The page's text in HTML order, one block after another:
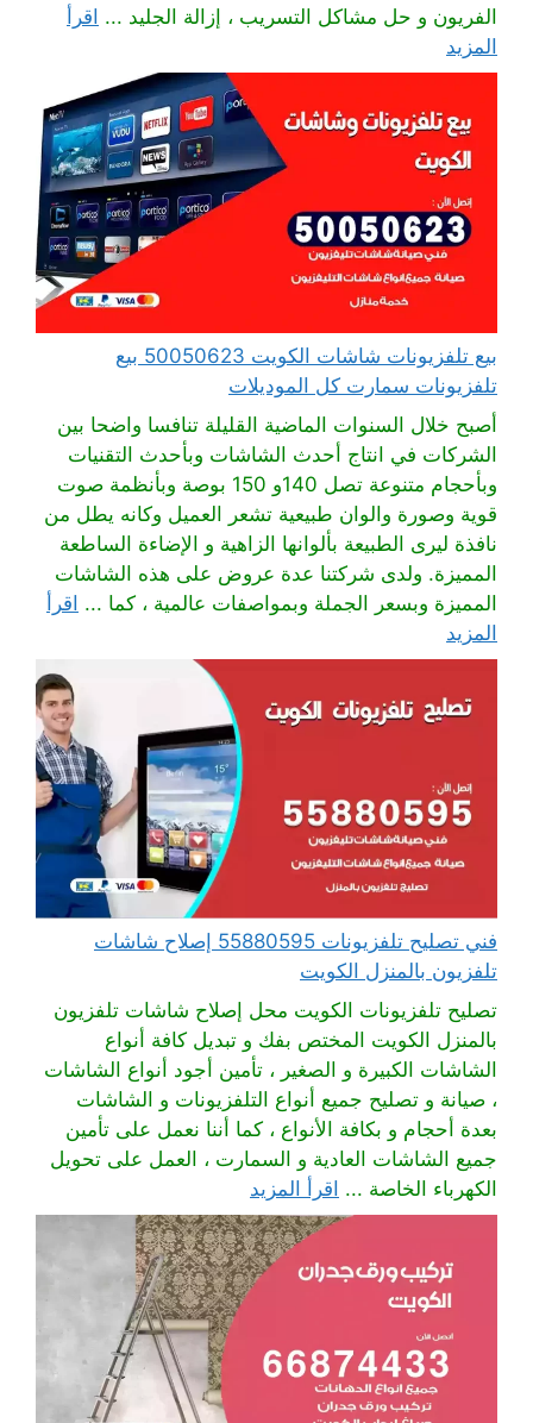
الفريون و حل مشاكل التسريب ، إزالة الجليد ... اقرأ
المزيد
بيع تلفزيونات شاشات الكويت 50050623 بيع
تلفزيونات سمارت كل الموديلات
أصبح خلال السنوات الماضية القليلة تنافسا واضحا بين
الشركات في انتاج أحدث الشاشات وبأحدث التقنيات
وبأحجام متنوعة تصل 140و 150 بوصة وبأنظمة صوت
قوية وصورة والوان طبيعية تشعر العميل وكانه يطل من
نافذة ليرى الطبيعة بألوانها الزاهية و الإضاءة الساطعة
المميزة. ولدى شركتنا عدة عروض على هذه الشاشات
المميزة وبسعر الجملة وبمواصفات عالمية ، كما ... اقرأ
المزيد
فني تصليح تلفزيونات 55880595 إصلاح شاشات
تلفزيون بالمنزل الكويت
تصليح تلفزيونات الكويت محل إصلاح شاشات تلفزيون
بالمنزل الكويت المختص بفك و تبديل كافة أنواع
الشاشات الكبيرة و الصغير ، تأمين أجود أنواع الشاشات
، صيانة و تصليح جميع أنواع التلفزيونات و الشاشات
بعدة أحجام و بكافة الأنواع ، كما أننا نعمل على تأمين
جميع الشاشات العادية و السمارت ، العمل على تحويل
الكهرباء الخاصة ... اقرأ المزيد